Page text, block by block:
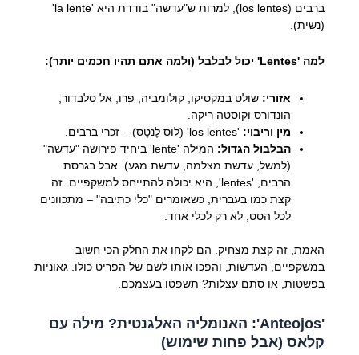
ברבים (los lentes), למרות ש"עדשה" בודדת היא 'la lente'
(נשית).
למה 'Lentes' יכול לבלבל (ולמה אתם תהיו חכמים יותר):
אזורי: שולט במקסיקו, קולומביה, פרו, אל סלבדור,
הונדורס וקוסטה ריקה.
מין וריבוי: 'los lentes' (לוס לֶנטֶס) – זכרי ברבים.
הבלבול הגדול:
המילה 'lente' ביחיד פירושה "עדשה"
(למשל, עדשת מצלמה, עדשת מגע). אבל בגרסת
הרבים, 'lentes', היא יכולה להתייחס למשקפיים. זה
קצת כמו בעברית, כשאומרים "כלי כתיבה" – מתכוונים
לכל הסט, לא רק לכלי אחד.
האמת, זה קצת מצחיק. הם לקחו את החלק הכי חשוב
במשקפיים, העדשות, והפכו אותו לשם של הפריט כולו. גאוניות
בפשטות, או סתם עצלות? תשפטו בעצמכם.
'Anteojos': האנומליה האלגנטית? מילה עם
קלאס (אבל פחות שימוש)